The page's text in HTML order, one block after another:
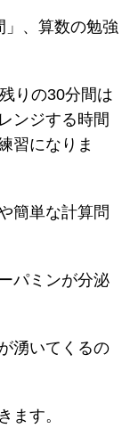
」、算数の勉強
りの30分間は
ンジする時間
習になりま
簡単な計算問
パミンが分泌
湧いてくるの
ます。